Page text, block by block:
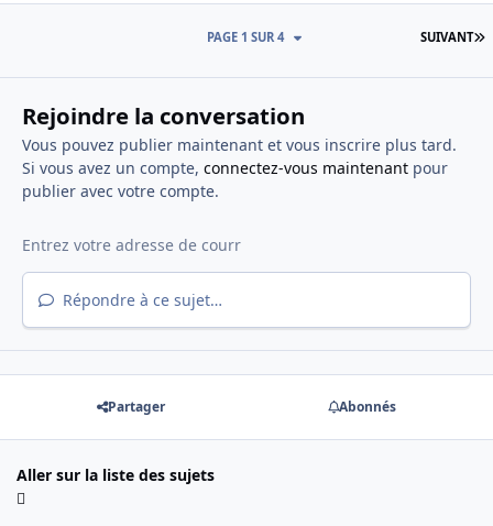
SUIVANT
PAGE 1 SUR 4
Rejoindre la conversation
Vous pouvez publier maintenant et vous inscrire plus tard.
Si vous avez un compte, connectez-vous maintenantpour
publier avec votre compte.
Répondre à ce sujet…
Partager Abonnés
Aller sur la liste des sujets